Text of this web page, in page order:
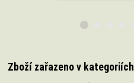
Zboží zařazeno v kategoriích